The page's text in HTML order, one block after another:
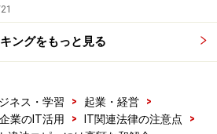
ングをもっと見る
ネス・学習 > 起業・経営
>
企業のIT活用 > IT関連法律の注意点
>